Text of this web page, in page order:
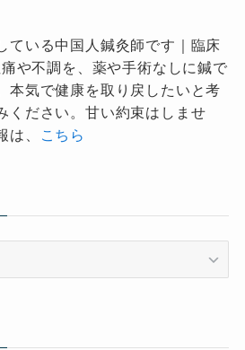
ている中国人鍼灸師です｜臨床
や不調を、薬や手術なしに鍼で
本気で健康を取り戻したいと考
ください。甘い約束はしませ
は、
こちら